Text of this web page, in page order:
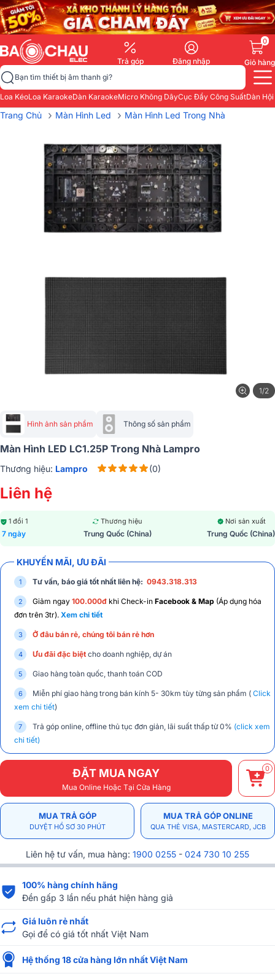
Trả góp Đăng nhập
0
Giỏ hàng
Bạn tìm thiết bị âm thanh gì?
Loa KéoLoa KaraokeDàn KaraokeMicro Không DâyCục Đẩy Công SuấtDàn
Trang Chủ › Màn Hình Led › Màn Hình Led Trong Nhà
1/2
Hình ảnh sản phẩm Thông số sản phẩm
Màn Hình LED LC1.25P Trong Nhà Lampro
Thương hiệu: Lampro (0)
Liên hệ
1 đổi 1
7 ngày
Thương hiệu
Trung Quốc (China)
Nơi sản xuất
Trung Quốc (China)
KHUYẾN MÃI, ƯU ĐÃI
Tư vấn, báo giá tốt nhất liên hệ: 0943.318.313
Giảm ngay 100.000đ khi Check-in Facebook & Map (Áp dụng hóa
đơn trên 3tr). Xem chi tiết
Ở đâu bán rẻ, chúng tôi bán rẻ hơn
Ưu đãi đặc biệt cho doanh nghiệp, dự án
Giao hàng toàn quốc, thanh toán COD
Miễn phí giao hàng trong bán kính 5- 30km tùy từng sản phẩm ( Click
xem chi tiết)
Trả góp online, offline thủ tục đơn giản, lãi suất thấp từ 0% (click xem
chi tiết)
ĐẶT MUA NGAY
Mua Online Hoặc Tại Cửa Hàng
0
MUA TRẢ GÓP
DUYỆT HỒ SƠ 30 PHÚT
MUA TRẢ GÓP ONLINE
QUA THẺ VISA, MASTERCARD, JCB
Liên hệ tư vấn, mua hàng: 1900 0255 - 024 730 10 255
100% hàng chính hãng
Đền gấp 3 lần nếu phát hiện hàng giả
Giá luôn rẻ nhất
Gọi để có giá tốt nhất Việt Nam
Hệ thống 18 cửa hàng lớn nhất Việt Nam